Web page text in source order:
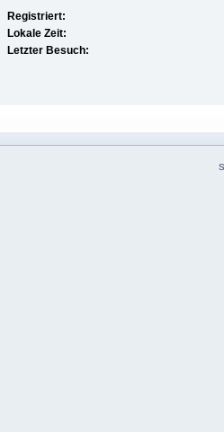
Registriert:
Lokale Zeit:
Letzter Besuch: